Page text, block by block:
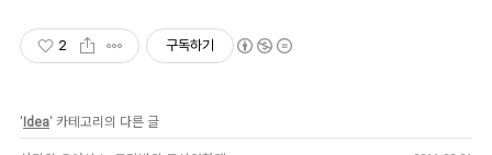
2 구독하기
'Idea' 카테고리의 다른 글